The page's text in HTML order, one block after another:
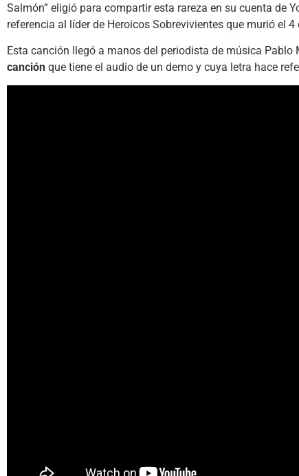
Salmón” eligió para compartir esta rareza en su cuenta de
referencia al líder de Heroicos Sobrevivientes que murió el 4
Esta canción llegó a manos del periodista de música
canción que tiene el audio de un demo y cuya letra hace